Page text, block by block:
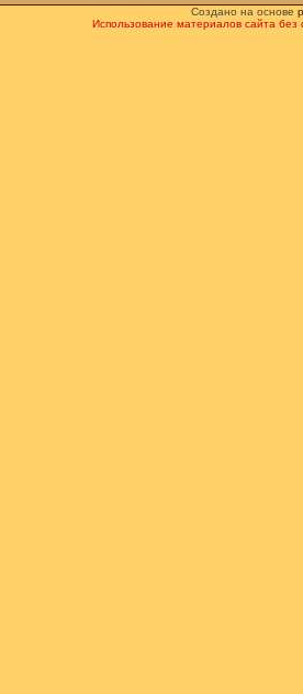
Создано на основе
Использование материалов сайта